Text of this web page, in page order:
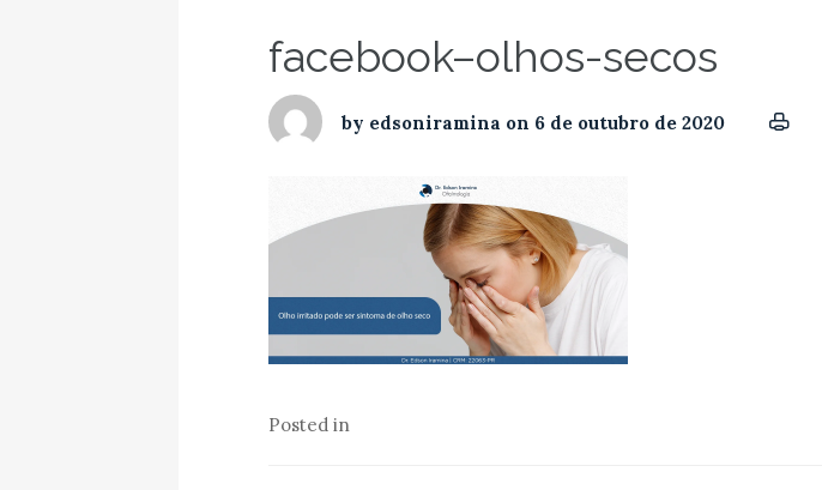
facebook–olhos-secos
by edsoniramina on 6 de outubro de 2020
Posted in